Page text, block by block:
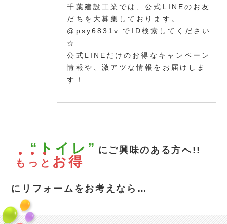
千葉建設工業では、公式LINEのお友
だちを大募集しております。
@psy6831v でID検索してください
☆
公式LINEだけのお得なキャンペーン
情報や、激アツな情報をお届けしま
す！
“トイレ” にご興味のある方へ!!
も っ と お得
にリフォームをお考えなら…